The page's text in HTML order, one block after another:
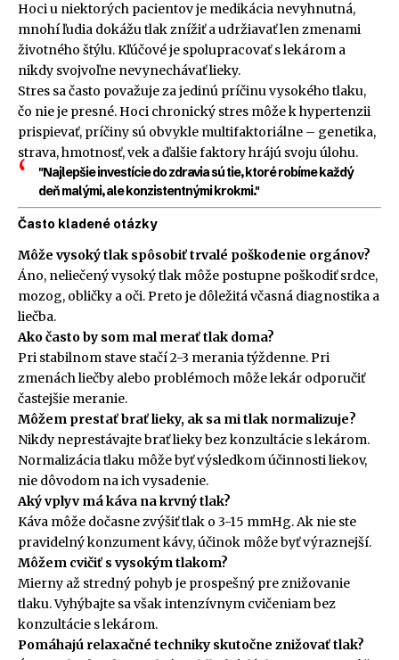
Hoci u niektorých pacientov je medikácia nevyhnutná,
mnohí ľudia dokážu tlak znížiť a udržiavať len zmenami
životného štýlu. Kľúčové je spolupracovať s lekárom a
nikdy svojvoľne nevynechávať lieky.
Stres sa často považuje za jedinú príčinu vysokého tlaku,
čo nie je presné. Hoci chronický stres môže k hypertenzii
prispievať, príčiny sú obvykle multifaktoriálne – genetika,
strava, hmotnosť, vek a ďalšie faktory hrájú svoju úlohu.
"Najlepšie investície do zdravia sú tie, ktoré robíme každý
deň malými, ale konzistentnými krokmi."
Často kladené otázky
Môže vysoký tlak spôsobiť trvalé poškodenie orgánov?
Áno, neliečený vysoký tlak môže postupne poškodiť srdce,
mozog, obličky a oči. Preto je dôležitá včasná diagnostika a
liečba.
Ako často by som mal merať tlak doma?
Pri stabilnom stave stačí 2-3 merania týždenne. Pri
zmenách liečby alebo problémoch môže lekár odporučiť
častejšie meranie.
Môžem prestať brať lieky, ak sa mi tlak normalizuje?
Nikdy neprestávajte brať lieky bez konzultácie s lekárom.
Normalizácia tlaku môže byť výsledkom účinnosti liekov,
nie dôvodom na ich vysadenie.
Aký vplyv má káva na krvný tlak?
Káva môže dočasne zvýšiť tlak o 3-15 mmHg. Ak nie ste
pravidelný konzument kávy, účinok môže byť výraznejší.
Môžem cvičiť s vysokým tlakom?
Mierny až stredný pohyb je prospešný pre znižovanie
tlaku. Vyhýbajte sa však intenzívnym cvičeniam bez
konzultácie s lekárom.
Pomáhajú relaxačné techniky skutočne znižovať tlak?